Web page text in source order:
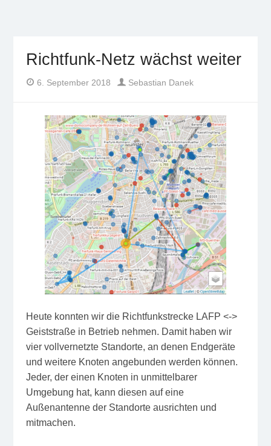
Richtfunk-Netz wächst weiter
Posted
on
6. September 2018
Sebastian Danek
Heute konnten wir die Richtfunkstrecke LAFP <->
Geiststraße in Betrieb nehmen. Damit haben wir
vier vollvernetzte Standorte, an denen Endgeräte
und weitere Knoten angebunden werden können.
Jeder, der einen Knoten in unmittelbarer
Umgebung hat, kann diesen auf eine
Außenantenne der Standorte ausrichten und
mitmachen.